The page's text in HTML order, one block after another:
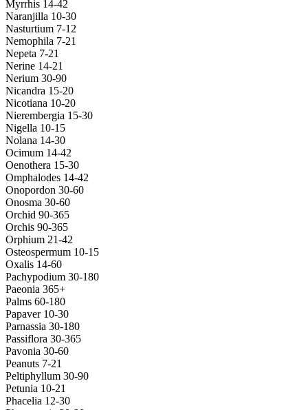
Myrrhis 14-42
Naranjilla 10-30
Nasturtium 7-12
Nemophila 7-21
Nepeta 7-21
Nerine 14-21
Nerium 30-90
Nicandra 15-20
Nicotiana 10-20
Nierembergia 15-30
Nigella 10-15
Nolana 14-30
Ocimum 14-42
Oenothera 15-30
Omphalodes 14-42
Onopordon 30-60
Onosma 30-60
Orchid 90-365
Orchis 90-365
Orphium 21-42
Osteospermum 10-15
Oxalis 14-60
Pachypodium 30-180
Paeonia 365+
Palms 60-180
Papaver 10-30
Parnassia 30-180
Passiflora 30-365
Pavonia 30-60
Peanuts 7-21
Peltiphyllum 30-90
Petunia 10-21
Phacelia 12-30